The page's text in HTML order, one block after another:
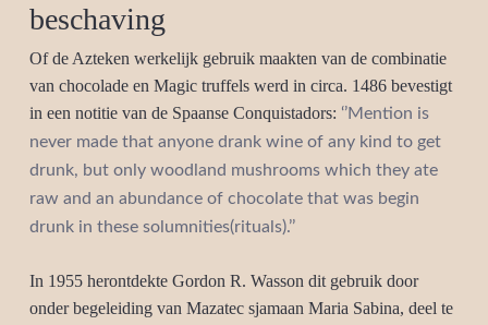
beschaving
Of de Azteken werkelijk gebruik maakten van de combinatie
van chocolade en Magic truffels werd in circa. 1486 bevestigt
in een notitie van de Spaanse Conquistadors: ‘’Mention is
never made that anyone drank wine of any kind to get
drunk, but only woodland mushrooms which they ate
raw and an abundance of chocolate that was begin
drunk in these solumnities(rituals).’’
In 1955 herontdekte Gordon R. Wasson dit gebruik door
onder begeleiding van Mazatec sjamaan Maria Sabina, deel te